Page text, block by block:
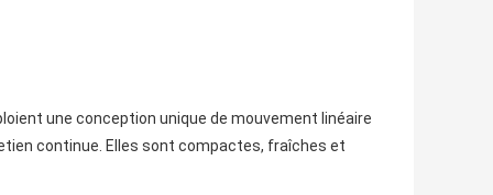
une conception unique de mouvement linéaire
continue. Elles sont compactes, fraîches et